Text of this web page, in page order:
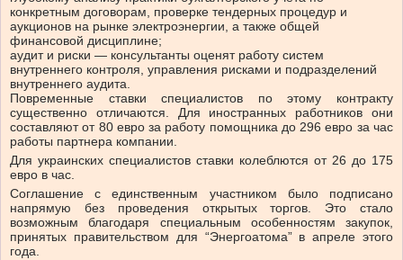
конкретным договорам, проверке тендерных процедур и
аукционов на рынке электроэнергии, а также общей
финансовой дисциплине;
аудит и риски — консультанты оценят работу систем
внутреннего контроля, управления рисками и подразделений
внутреннего аудита.
Повременные ставки специалистов по этому контракту
существенно отличаются. Для иностранных работников они
составляют от 80 евро за работу помощника до 296 евро за час
работы партнера компании.
Для украинских специалистов ставки колеблются от 26 до 175
евро в час.
Соглашение с единственным участником было подписано
напрямую без проведения открытых торгов. Это стало
возможным благодаря специальным особенностям закупок,
принятых правительством для “Энергоатома” в апреле этого
года.